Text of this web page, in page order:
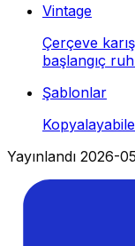
Vintage
Çerçeve
başlangıç
Şablonlar
Yayınlandı 2026-